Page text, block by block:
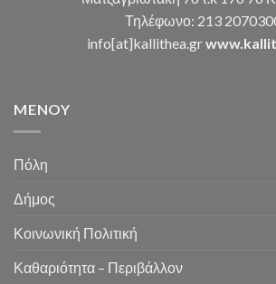
Τηλέφωνο: 213
info[at]kallithea.gr
MENOY
Πόλη
Δήμος
Κοινωνική Πολιτική
Καθαριότητα – Περιβάλλον